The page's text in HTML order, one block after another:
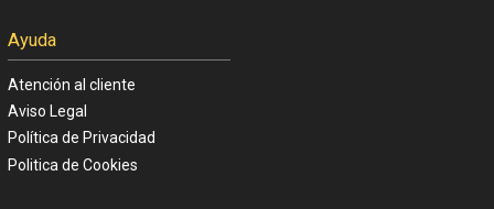
Ayuda
Atención al cliente
Aviso Legal
Política de Privacidad
Politica de Cookies